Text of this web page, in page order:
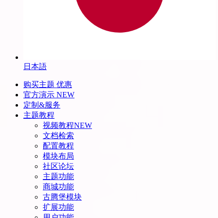
日本語
购买主题 优惠
官方演示 NEW
定制&服务
主题教程
视频教程NEW
文档检索
配置教程
模块布局
社区论坛
主题功能
商城功能
古腾堡模块
扩展功能